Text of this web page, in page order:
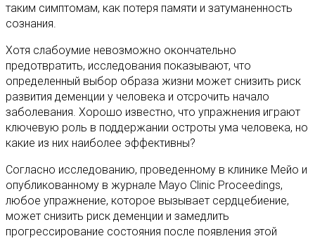
таким симптомам, как потеря памяти и затуманенность
сознания.
Хотя слабоумие невозможно окончательно
предотвратить, исследования показывают, что
определенный выбор образа жизни может снизить риск
развития деменции у человека и отсрочить начало
заболевания. Хорошо известно, что упражнения играют
ключевую роль в поддержании остроты ума человека, но
какие из них наиболее эффективны?
Согласно исследованию, проведенному в клинике Мейо и
опубликованному в журнале Mayo Clinic Proceedings,
любое упражнение, которое вызывает сердцебиение,
может снизить риск деменции и замедлить
прогрессирование состояния после появления этой